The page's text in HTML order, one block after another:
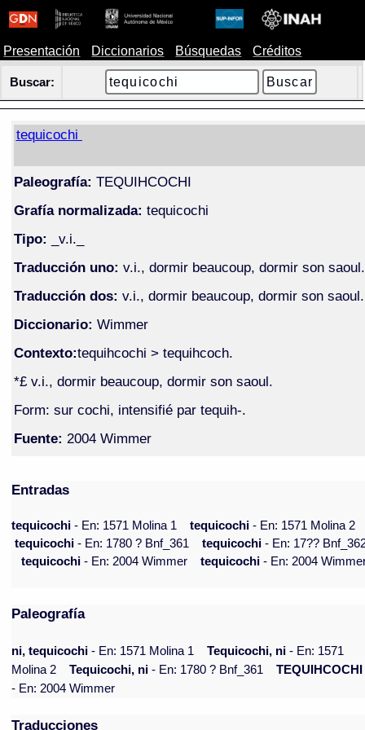
Presentación Diccionarios Búsquedas Créditos
Buscar:
tequicochi
Paleografía: TEQUIHCOCHI
Grafía normalizada: tequicochi
Tipo: _v.i._
Traducción uno: v.i., dormir beaucoup, dormir son saoul.
Traducción dos: v.i., dormir beaucoup, dormir son saoul.
Diccionario: Wimmer
Contexto:tequihcochi > tequihcoch.
*£ v.i., dormir beaucoup, dormir son saoul.
Form: sur cochi, intensifié par tequih-.
Fuente: 2004 Wimmer
Entradas
tequicochi- En: 1571 Molina 1 tequicochi- En: 1571 Molina 2
tequicochi- En: 1780 ? Bnf_361 tequicochi- En: 17??
tequicochi- En: 2004 Wimmer tequicochi- En: 2004
Paleografía
ni, tequicochi - En: 1571 Molina 1 Tequicochi, ni - En: 1571
Molina 2
Tequicochi, ni - En: 1780 ? Bnf_361
TEQUIHCOCHI
- En: 2004 Wimmer
Traducciones